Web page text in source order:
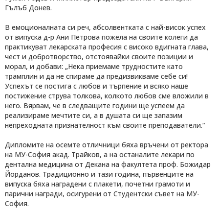
Гълъб Донев.
В емоционалната си реч, абсолвентката с най-висок успех
от випуска д-р Ани Петрова пожела на своите колеги да
практикуват лекарската професия с високо вдигната глава,
чест и добротворство, отстоявайки своите позиции и
морал, и добави: „Нека приемаме трудностите като
трамплин и да не спираме да предизвикваме себе си!
Успехът се постига с любов и търпение и всяко наше
постижение струва толкова, колкото любов сме вложили в
него. Вярвам, че в следващите години ще успеем да
реализираме мечтите си, а в душата си ще запазим
непреходната признателност към своите преподаватели.“
Дипломите на осемте отличници бяха връчени от ректора
на МУ-София акад. Трайков, а на останалите лекари по
дентална медицина от Декана на факултета проф. Божидар
Йорданов. Традиционно и тази година, първенците на
випуска бяха наградени с плакети, почетни грамоти и
парични награди, осигурени от Студентски съвет на МУ-
София.